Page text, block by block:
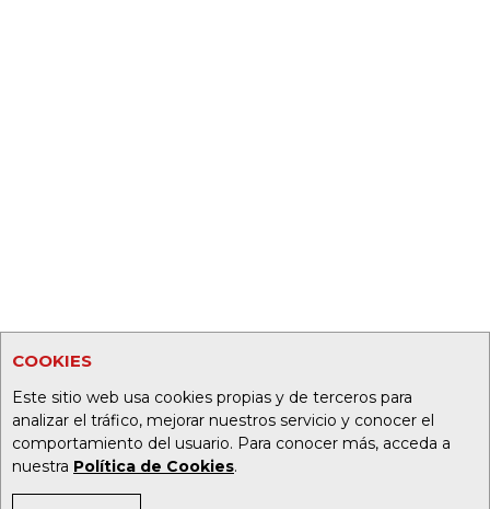
COOKIES
Este sitio web usa cookies propias y de terceros para
analizar el tráfico, mejorar nuestros servicio y conocer el
comportamiento del usuario. Para conocer más, acceda a
nuestra Política de Cookies.